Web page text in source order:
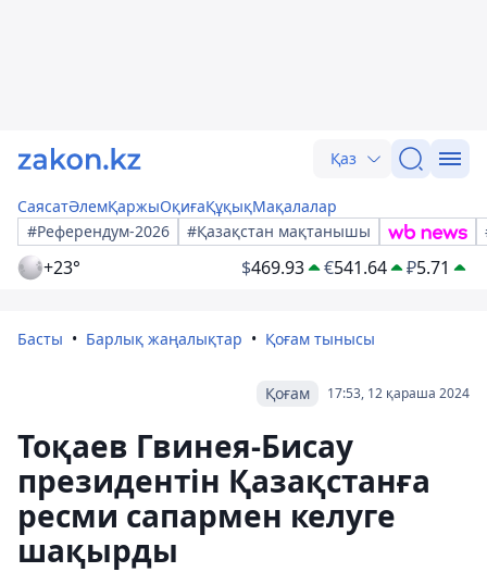
Қаз
СаясатӘлемҚаржыОқиғаҚұқықМақалалар
#Референдум-2026
#Қазақстан мақтанышы
+23° $469.93 €541.64 ₽5.71
Басты Барлық жаңалықтар Қоғам тынысы
17:53, 12 қараша 2024
Қоғам
Тоқаев Гвинея-Бисау
президентін Қазақстанға
ресми сапармен келуге
шақырды